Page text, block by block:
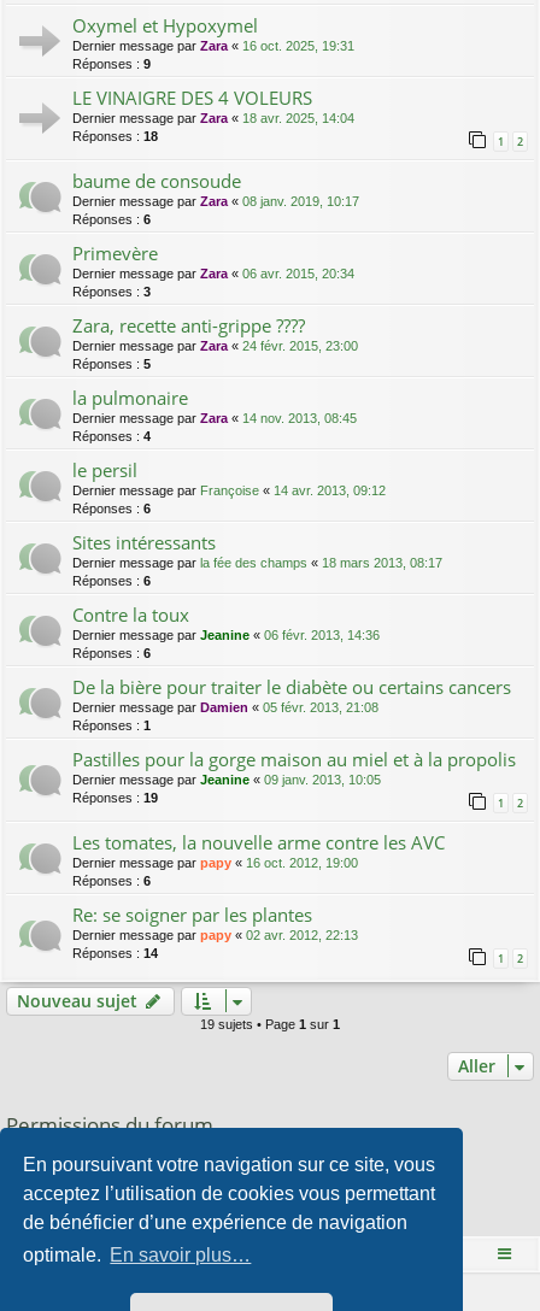
En poursuivant votre navigation sur ce site, vous
acceptez l’utilisation de cookies vous permettant
de bénéficier d’une expérience de navigation
optimale. En savoir plus…
Oxymel et Hypoxymel
Dernier message par Zara « 16 oct. 2025, 19:31
Réponses : 9
LE VINAIGRE DES 4 VOLEURS
Dernier message par Zara « 18 avr. 2025, 14:04
Réponses : 18 1 2
baume de consoude
Dernier message par Zara « 08 janv. 2019, 10:17
Réponses : 6
Primevère
Dernier message par Zara « 06 avr. 2015, 20:34
Réponses : 3
Zara, recette anti-grippe ????
Dernier message par Zara « 24 févr. 2015, 23:00
Réponses : 5
la pulmonaire
Dernier message par Zara « 14 nov. 2013, 08:45
Réponses : 4
le persil
Dernier message par Françoise « 14 avr. 2013, 09:12
Réponses : 6
Sites intéressants
Dernier message par la fée des champs « 18 mars 2013, 08:17
Réponses : 6
Contre la toux
Dernier message par Jeanine « 06 févr. 2013, 14:36
Réponses : 6
De la bière pour traiter le diabète ou certains cancers
Dernier message par Damien « 05 févr. 2013, 21:08
Réponses : 1
Pastilles pour la gorge maison au miel et à la propolis
Dernier message par Jeanine « 09 janv. 2013, 10:05
Réponses : 19 1 2
Les tomates, la nouvelle arme contre les AVC
Dernier message par papy « 16 oct. 2012, 19:00
Réponses : 6
Re: se soigner par les plantes
Dernier message par papy « 02 avr. 2012, 22:13
Réponses : 14 1 2
Nouveau sujet
19 sujets • Page 1 sur 1
Aller
Permissions du forum
Vousne pouvez pasrépondre aux sujets dans ce forum
Vousne pouvez pasmodifier vos messages dans ce forum
Vousne pouvez passupprimer vos messages dans ce forum
Vousne pouvez pastransférer de pièces jointes dans ce forum
Le site Mange des fleurs Accueil du forum
Développé parphpBB® Forum Software © phpBB Limited